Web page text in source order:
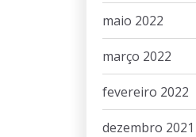
maio 2022
março 2022
fevereiro 2022
dezembro 2021